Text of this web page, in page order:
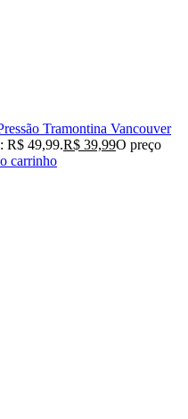
Tramontina Vancouver
R$ 49,99.R$ 39,99O preço
carrinho